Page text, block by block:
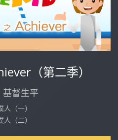
（第二季）
基督生平
人（一）
人（二）